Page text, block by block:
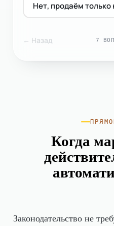
Нет, продаём
← Назад 7
Когда
Законодательство не